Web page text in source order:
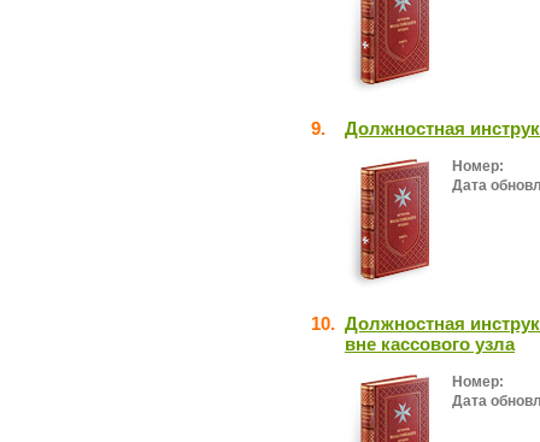
9. Должностная
Номер:
Дата
10. Должностная
вне кассового узла
Номер:
Дата